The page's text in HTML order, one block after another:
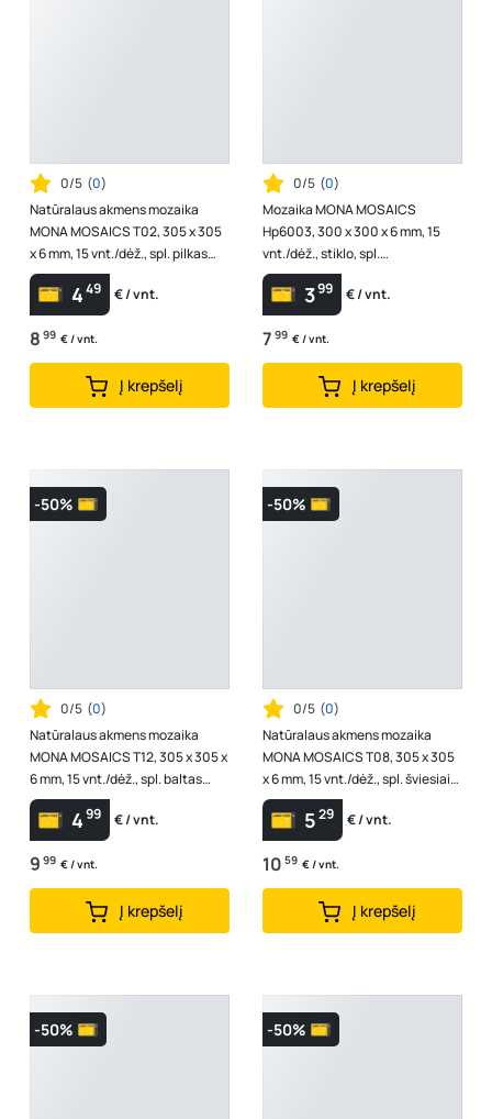
0/5 (0)
Natūralaus akmens mozaika
MONA MOSAICS T02, 305 x 305
x 6 mm, 15 vnt./dėž., spl. pilkas
marmuras
449 € / vnt.
8 99 € / vnt.
Į krepšelį
0/5 (0)
Mozaika MONA MOSAICS
Hp6003, 300 x 300 x 6 mm, 15
vnt./dėž., stiklo, spl.
ruda/smėlinė/balta
399 € / vnt.
7 99 € / vnt.
Į krepšelį
-50%
0/5 (0)
Natūralaus akmens mozaika
MONA MOSAICS T12, 305 x 305 x
6 mm, 15 vnt./dėž., spl. baltas
marmuras
499 € / vnt.
9 99 € / vnt.
Į krepšelį
-50%
0/5 (0)
Natūralaus akmens mozaika
MONA MOSAICS T08, 305 x 305
x 6 mm, 15 vnt./dėž., spl. šviesiai
pilkas "Eramosa" kalkakmenis
529 € / vnt.
10 59 € / vnt.
Į krepšelį
-50% -50%